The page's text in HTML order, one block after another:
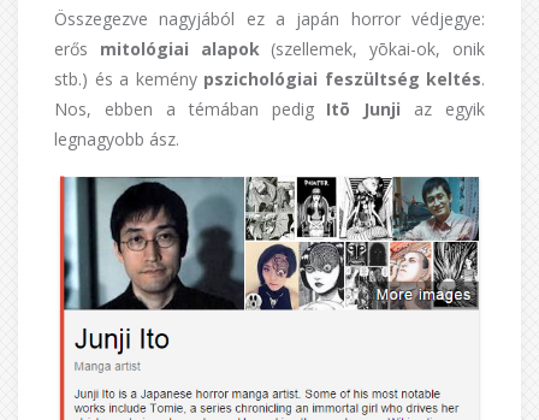
Összegezve nagyjából ez a japán horror védjegye:
erős mitológiai alapok (szellemek, yōkai-ok, onik
stb.) és a kemény pszichológiai feszültség keltés.
Nos, ebben a témában pedig Itō Junji az egyik
legnagyobb ász.